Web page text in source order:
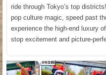
ride through Tokyo’s top
pop culture magic, speed past
experience the high-end luxury
stop excitement and picture-